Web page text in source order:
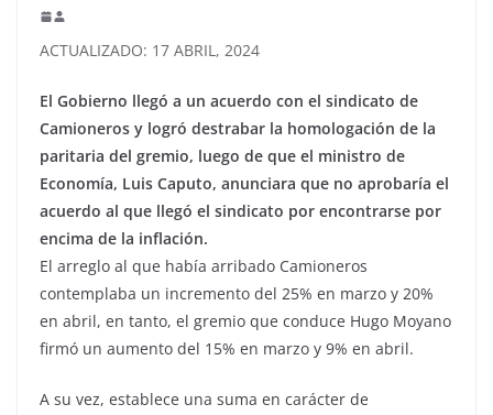
ACTUALIZADO: 17 ABRIL, 2024
El Gobierno llegó a un acuerdo con el sindicato de
Camioneros y logró destrabar la homologación de la
paritaria del gremio, luego de que el ministro de
Economía, Luis Caputo, anunciara que no aprobaría el
acuerdo al que llegó el sindicato por encontrarse por
encima de la inflación.
El arreglo al que había arribado Camioneros
contemplaba un incremento del 25% en marzo y 20%
en abril, en tanto, el gremio que conduce Hugo Moyano
firmó un aumento del 15% en marzo y 9% en abril.
A su vez, establece una suma en carácter de